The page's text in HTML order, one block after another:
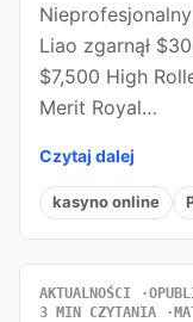
Liao zgarnął
$7,500 High
Merit Royal…
Czytaj dalej
kasyno online
AKTUALNOŚCI
3 MIN CZYTANIA